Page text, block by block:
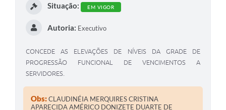
Situação: EM VIGOR
Autoria: Executivo
CONCEDE AS ELEVAÇÕES DE NÍVEIS DA GRADE DE
PROGRESSÃO FUNCIONAL DE VENCIMENTOS A
SERVIDORES.
Obs:CLAUDINÉIA MERQUIRES CRISTINA
APARECIDA AMÉRICO DONIZETE DUARTE DE